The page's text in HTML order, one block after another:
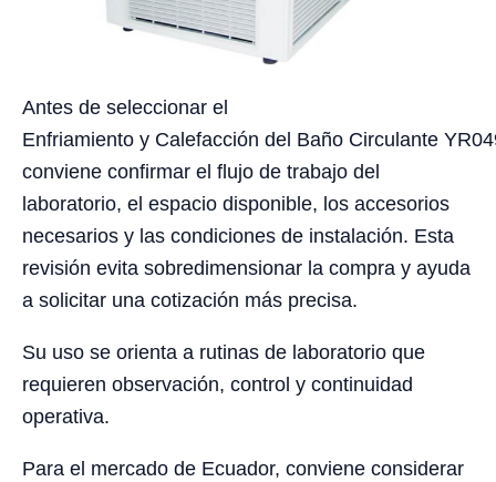
Antes de seleccionar el
Enfriamiento y Calefacción del Baño Circulante
conviene confirmar el flujo de trabajo del
laboratorio, el espacio disponible, los accesorios
necesarios y las condiciones de instalación. Esta
revisión evita sobredimensionar la compra y ayuda
a solicitar una cotización más precisa.
Su uso se orienta a rutinas de laboratorio que
requieren observación, control y continuidad
operativa.
Para el mercado de Ecuador, conviene considerar